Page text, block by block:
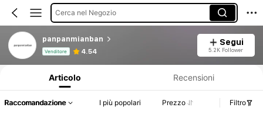
Cerca nel Negozio
panpanmianban
Venditore 4.54
Segui
5.2K Follower
Articolo Recensioni
Raccomandazione I più popolari Prezzo Filtro